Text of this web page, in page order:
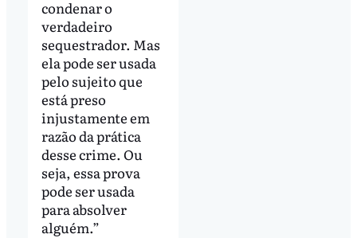
condenar o
verdadeiro
sequestrador. Mas
ela pode ser usada
pelo sujeito que
está preso
injustamente em
razão da prática
desse crime. Ou
seja, essa prova
pode ser usada
para absolver
alguém.”